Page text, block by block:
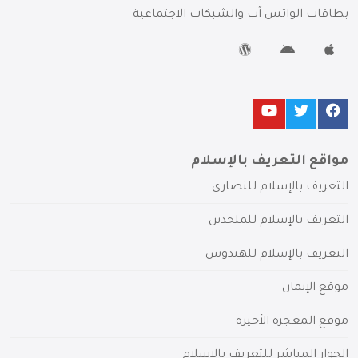
بطاقات الواتس آب والشبكات الاجتماعية
مواقع التعريف بالإسلام
التعريف بالإسلام للنصارى
التعريف بالإسلام للملحدين
التعريف بالإسلام للهندوس
موقع الإيمان
موقع المعجزة الأخيرة